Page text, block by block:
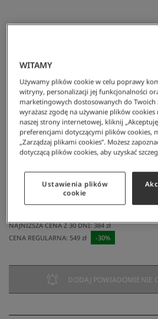
Mężczyzna/Obuwie/ Sneakersy Lacoste
Lacoste sneakersy POWERCOURT
NAJNIŻSZA CENA Z 30 DNI: 384 zł
CENA REGULARNA: 549 zł -30%
DODAJ POWIADOMIENIE
WITAMY
Używamy plików cookie w celu poprawy
witryny, personalizacji jej funkcjonalności
marketingowych dostosowanych do Twoich
wyrażasz zgodę na używanie plików cookies
naszej strony internetowej, kliknij
preferencjami dotyczącymi plików cookies,
„Zarządzaj plikami cookies”. Możesz
dotyczącą plików cookies, aby uzyskać
Ustawienia plików
cookie